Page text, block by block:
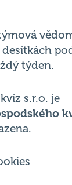
s.r.o. je